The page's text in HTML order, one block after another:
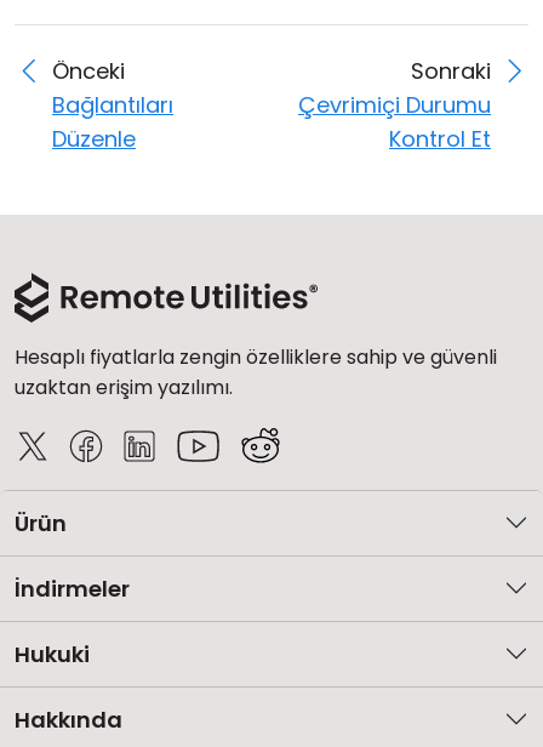
Önceki
Bağlantıları
Düzenle
Sonraki
Çevrimiçi Durumu
Kontrol Et
Hesaplı fiyatlarla zengin özelliklere sahip ve güvenli
uzaktan erişim yazılımı.
Ürün
İndirmeler
Hukuki
Hakkında